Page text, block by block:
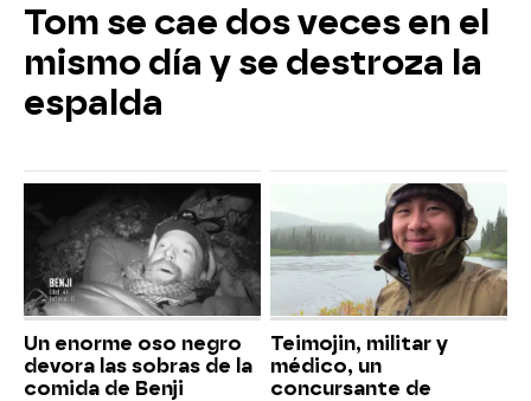
Tom se cae dos veces en el
mismo día y se destroza la
espalda
Un enorme oso negro
devora las sobras de la
comida de Benji
Teimojin, militar y
médico, un
concursante de